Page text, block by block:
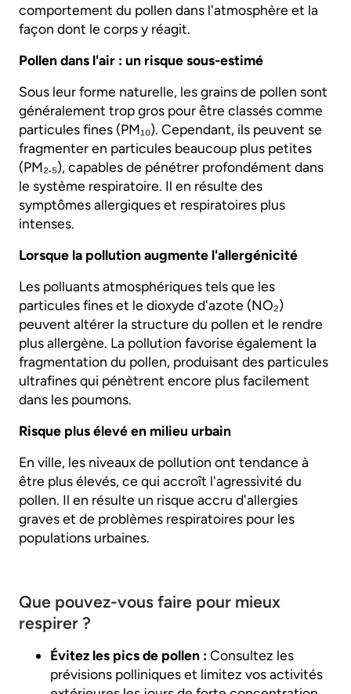
comportement du pollen dans l'atmosphère et la
façon dont le corps y réagit.
Pollen dans l'air : un risque sous-estimé
Sous leur forme naturelle, les grains de pollen sont
généralement trop gros pour être classés comme
particules fines (PM₁₀). Cependant, ils peuvent se
fragmenter en particules beaucoup plus petites
(PM₂.₅), capables de pénétrer profondément dans
le système respiratoire. Il en résulte des
symptômes allergiques et respiratoires plus
intenses.
Lorsque la pollution augmente l'allergénicité
Les polluants atmosphériques tels que les
particules fines et le dioxyde d'azote (NO₂)
peuvent altérer la structure du pollen et le rendre
plus allergène. La pollution favorise également la
fragmentation du pollen, produisant des particules
ultrafines qui pénètrent encore plus facilement
dans les poumons.
Risque plus élevé en milieu urbain
En ville, les niveaux de pollution ont tendance à
être plus élevés, ce qui accroît l'agressivité du
pollen. Il en résulte un risque accru d'allergies
graves et de problèmes respiratoires pour les
populations urbaines.
Que pouvez-vous faire pour mieux
respirer ?
Évitez les pics de pollen : Consultez les
prévisions polliniques et limitez vos activités